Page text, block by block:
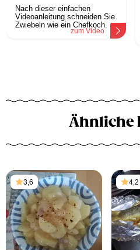
Nach dieser einfachen
Videoanleitung schneiden Sie
Zwiebeln wie ein Chefkoch.
zum Video
Ähnliche
3,6 4,2